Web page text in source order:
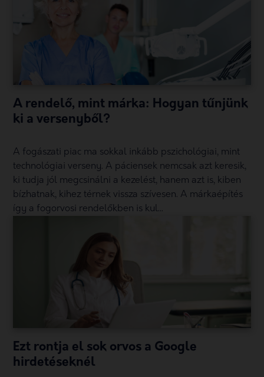
A rendelő, mint márka: Hogyan tűnjünk
ki a versenyből?
A fogászati piac ma sokkal inkább pszichológiai, mint
technológiai verseny. A páciensek nemcsak azt keresik,
ki tudja jól megcsinálni a kezelést, hanem azt is, kiben
bízhatnak, kihez térnek vissza szívesen. A márkaépítés
így a fogorvosi rendelőkben is kul...
Ezt rontja el sok orvos a Google
hirdetéseknél